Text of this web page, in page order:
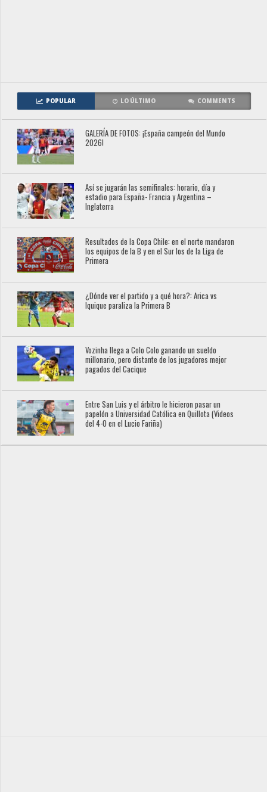
POPULAR LO ÚLTIMO COMMENTS
GALERÍA DE FOTOS: ¡España campeón del Mundo
2026!
Así se jugarán las semifinales: horario, día y
estadio para España- Francia y Argentina –
Inglaterra
Resultados de la Copa Chile: en el norte mandaron
los equipos de la B y en el Sur los de la Liga de
Primera
¿Dónde ver el partido y a qué hora?: Arica vs
Iquique paraliza la Primera B
Vozinha llega a Colo Colo ganando un sueldo
millonario, pero distante de los jugadores mejor
pagados del Cacique
Entre San Luis y el árbitro le hicieron pasar un
papelón a Universidad Católica en Quillota (Videos
del 4-0 en el Lucio Fariña)